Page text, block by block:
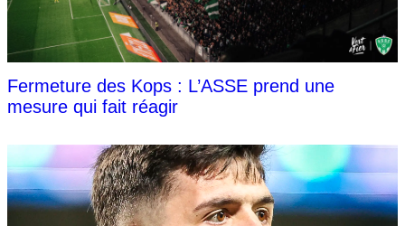
Fermeture des Kops : L’ASSE prend une
mesure qui fait réagir